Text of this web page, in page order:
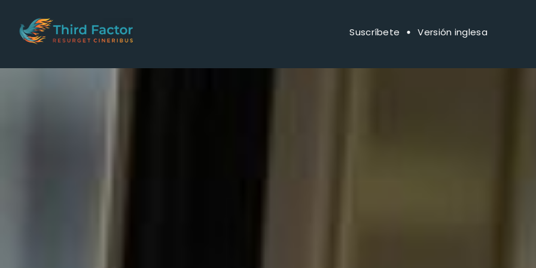
Suscríbete Versión inglesa